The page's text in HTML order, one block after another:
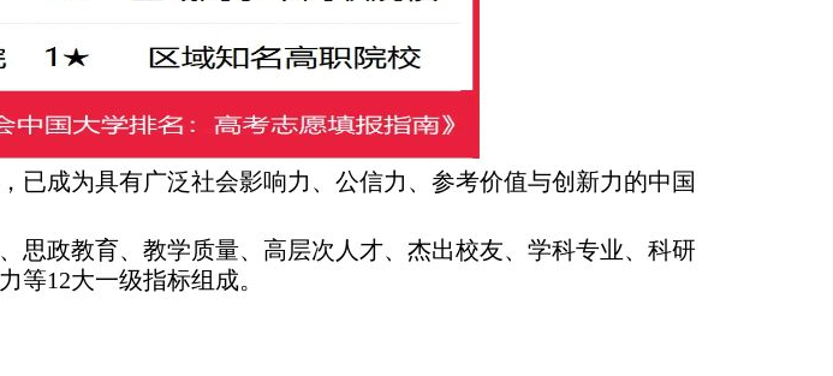
已成为具有广泛社会影响力、公信力、参考价值与创新力的中国
思政教育、教学质量、高层次人才、杰出校友、学科专业、科研
等12大一级指标组成。